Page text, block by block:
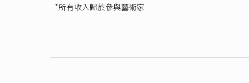
*所有收入歸於參與藝術家